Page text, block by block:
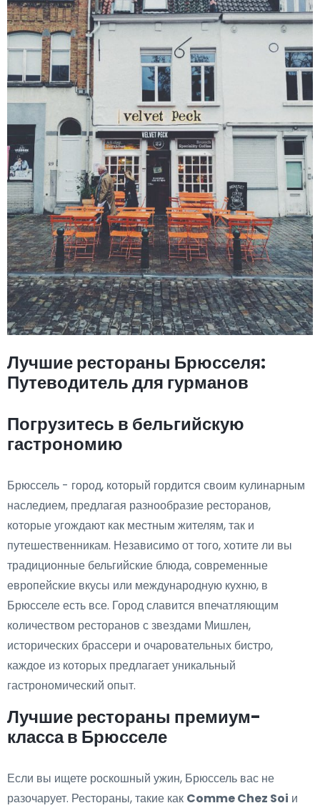
Лучшие рестораны Брюсселя:
Путеводитель для гурманов
Погрузитесь в бельгийскую
гастрономию
Брюссель - город, который гордится своим кулинарным
наследием, предлагая разнообразие ресторанов,
которые угождают как местным жителям, так и
путешественникам. Независимо от того, хотите ли вы
традиционные бельгийские блюда, современные
европейские вкусы или международную кухню, в
Брюсселе есть все. Город славится впечатляющим
количеством ресторанов с звездами Мишлен,
исторических брассери и очаровательных бистро,
каждое из которых предлагает уникальный
гастрономический опыт.
Лучшие рестораны премиум-
класса в Брюсселе
Если вы ищете роскошный ужин, Брюссель вас не
разочарует. Рестораны, такие как Comme Chez Soi и